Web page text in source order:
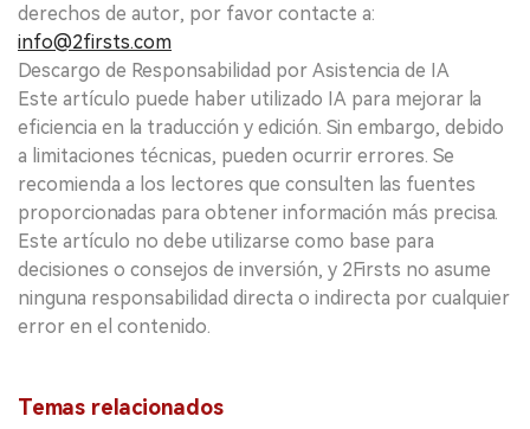
derechos de autor, por favor contacte a:
info@2firsts.com
Descargo de Responsabilidad por Asistencia de IA
Este artículo puede haber utilizado IA para mejorar la
eficiencia en la traducción y edición. Sin embargo, debido
a limitaciones técnicas, pueden ocurrir errores. Se
recomienda a los lectores que consulten las fuentes
proporcionadas para obtener información más precisa.
Este artículo no debe utilizarse como base para
decisiones o consejos de inversión, y 2Firsts no asume
ninguna responsabilidad directa o indirecta por cualquier
error en el contenido.
Temas relacionados